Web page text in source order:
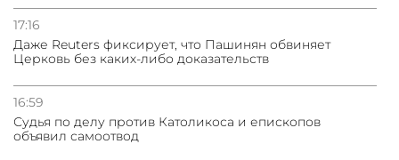
17:16
Даже Reuters фиксирует, что Пашинян обвиняет
Церковь без каких-либо доказательств
16:59
Судья по делу против Католикоса и епископов
объявил самоотвод
Сотрудничество и очереди – детали визита главы
погрануправления СНБ Армении в Тбилиси